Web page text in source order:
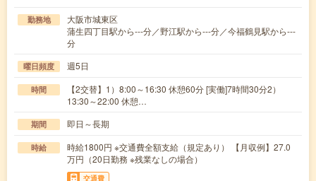
勤務地
大阪市城東区
蒲生四丁目駅から---分／野江駅から---分／今福鶴見駅から---
分
曜日頻度 週5日
時間
【2交替】1）8:00～16:30 休憩60分 [実働]7時間30分2）
13:30～22:00 休憩…
期間 即日～長期
時給
時給1800円 ※交通費全額支給（規定あり） 【月収例】27.0
万円（20日勤務 ※残業なしの場合）
交通費